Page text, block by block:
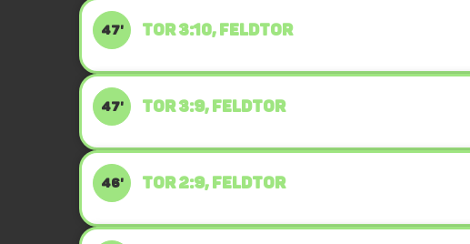
47' TOR 3:10, FELDTOR
47' TOR 3:9, FELDTOR
46' TOR 2:9, FELDTOR